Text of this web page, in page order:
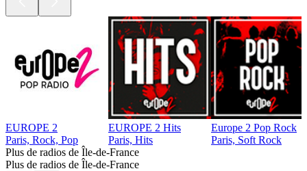
EUROPE 2
Paris, Rock, Pop
EUROPE 2 Hits
Paris, Hits
Europe 2 Pop Rock
Paris, Soft Rock
Plus de radios de Île-de-France
Plus de radios de Île-de-France